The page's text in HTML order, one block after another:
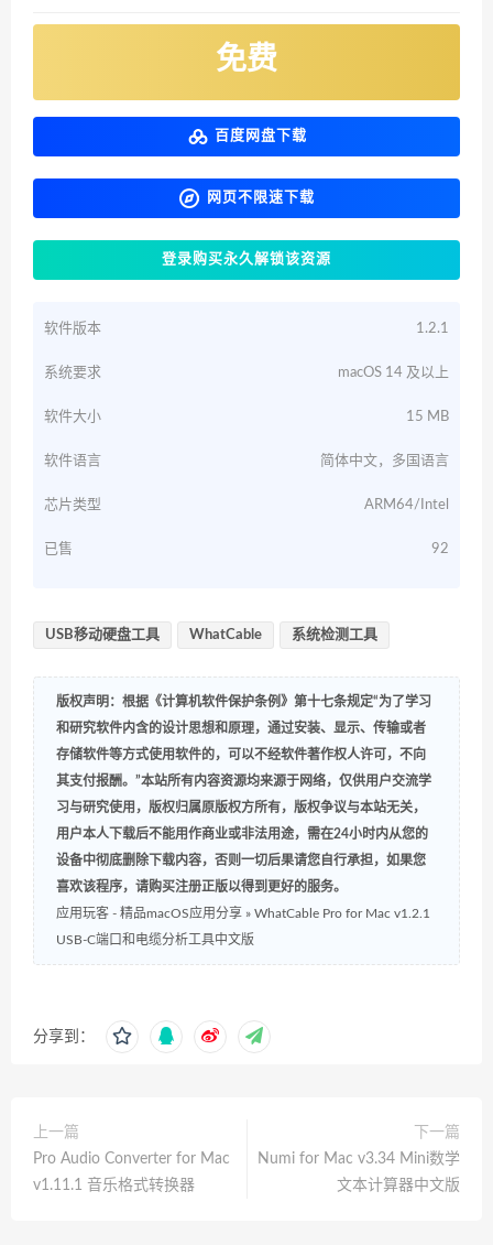
免费
百度网盘下载
网页不限速下载
登录购买永久解锁该资源
软件版本 1.2.1
系统要求 macOS 14 及以上
软件大小 15 MB
软件语言 简体中文，多国语言
芯片类型 ARM64/Intel
已售 92
USB移动硬盘工具 WhatCable 系统检测工具
版权声明：根据《计算机软件保护条例》第十七条规定“为了学习
和研究软件内含的设计思想和原理，通过安装、显示、传输或者
存储软件等方式使用软件的，可以不经软件著作权人许可，不向
其支付报酬。”本站所有内容资源均来源于网络，仅供用户交流学
习与研究使用，版权归属原版权方所有，版权争议与本站无关，
用户本人下载后不能用作商业或非法用途，需在24小时内从您的
设备中彻底删除下载内容，否则一切后果请您自行承担，如果您
喜欢该程序，请购买注册正版以得到更好的服务。
应用玩客 - 精品macOS应用分享 » WhatCable Pro for Mac v1.2.1
USB-C端口和电缆分析工具中文版
分享到：
上一篇
Pro Audio Converter for Mac
v1.11.1 音乐格式转换器
下一篇
Numi for Mac v3.34 Mini数学
文本计算器中文版